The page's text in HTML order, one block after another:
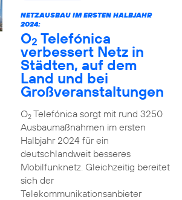
NETZAUSBAU IM ERSTEN HALBJAHR
2024:
O2 Telefónica
verbessert Netz in
Städten, auf dem
Land und bei
Großveranstaltungen
O2Telefónica sorgt mit rund 3250
Ausbaumaßnahmen im ersten
Halbjahr 2024 für ein
deutschlandweit besseres
Mobilfunknetz. Gleichzeitig bereitet
sich der
Telekommunikationsanbieter